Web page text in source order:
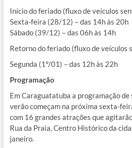
Início do feriado (fluxo de veículos
Sexta-feira (28/12) – das 14h às 20h
Sábado (39/12) – das 06h às 14h
Retorno do feriado (fluxo de veículos
Segunda (1°/01) – das 12h às 22h
Programação
Em Caraguatatuba a programação de
verão começam na próxima sexta-
com 16 grandes atrações que
Rua da Praia, Centro Histórico da
janeiro.